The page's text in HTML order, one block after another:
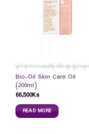
မျက်နှာအသားရေထိန်းသိမ်းရန်ပစ္စည်းများ
Bio-Oil Skin Care Oil
(200ml)
66,500Ks
READ MORE